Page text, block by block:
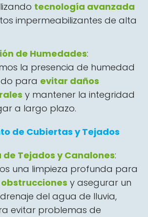
tecnología avanzada
impermeabilizantes de alta
de Humedades:
la presencia de humedad
para evitar daños
y mantener la integridad
a largo plazo.
de Cubiertas y Tejados
de Tejados y Canalones:
una limpieza profunda para
y asegurar un
del agua de lluvia,
evitar problemas de